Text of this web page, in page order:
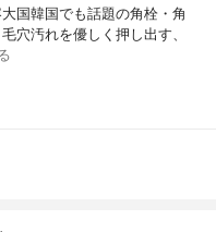
国韓国でも話題の角栓・角
穴汚れを優しく押し出す、